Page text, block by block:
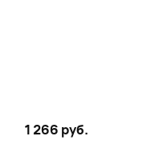
1 266 руб.